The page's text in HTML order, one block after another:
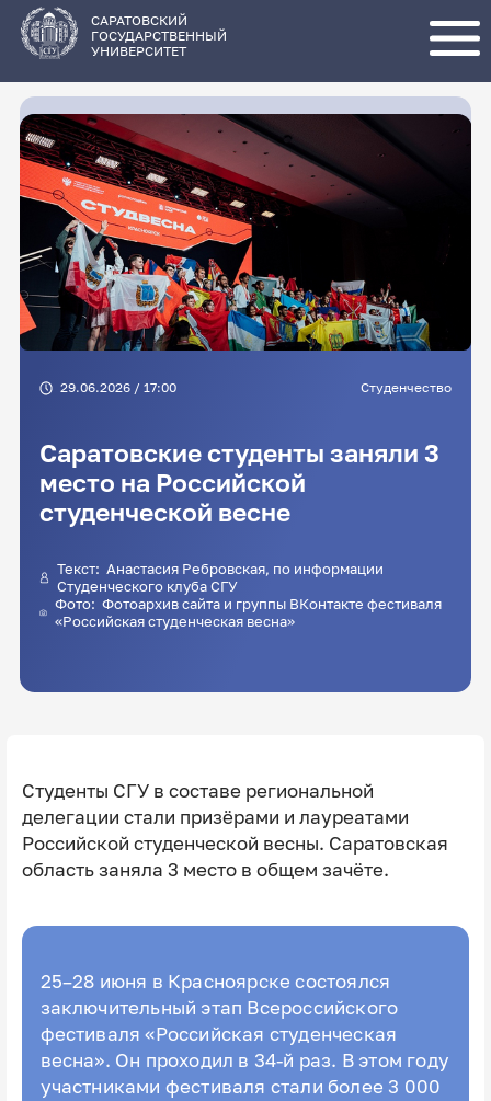
основному
содержанию
САРАТОВСКИЙ
ГОСУДАРСТВЕННЫЙ
УНИВЕРСИТЕТ
29.06.2026 / 17:00 Студенчество
Саратовские студенты заняли 3
место на Российской
студенческой весне
Текст:Анастасия Ребровская, по информации
Студенческого клуба СГУ
Фото: Фотоархив сайта и группы ВКонтакте фестиваля
«Российская студенческая весна»
Студенты СГУ в составе региональной
делегации стали призёрами и лауреатами
Российской студенческой весны. Саратовская
область заняла 3 место в общем зачёте.
25–28 июня в Красноярске состоялся
заключительный этап Всероссийского
фестиваля «Российская студенческая
весна». Он проходил в 34-й раз. В этом году
участниками фестиваля стали более 3 000